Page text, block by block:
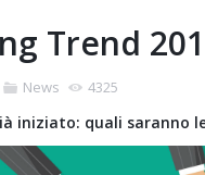
Trend
News 4325
iniziato: quali saranno